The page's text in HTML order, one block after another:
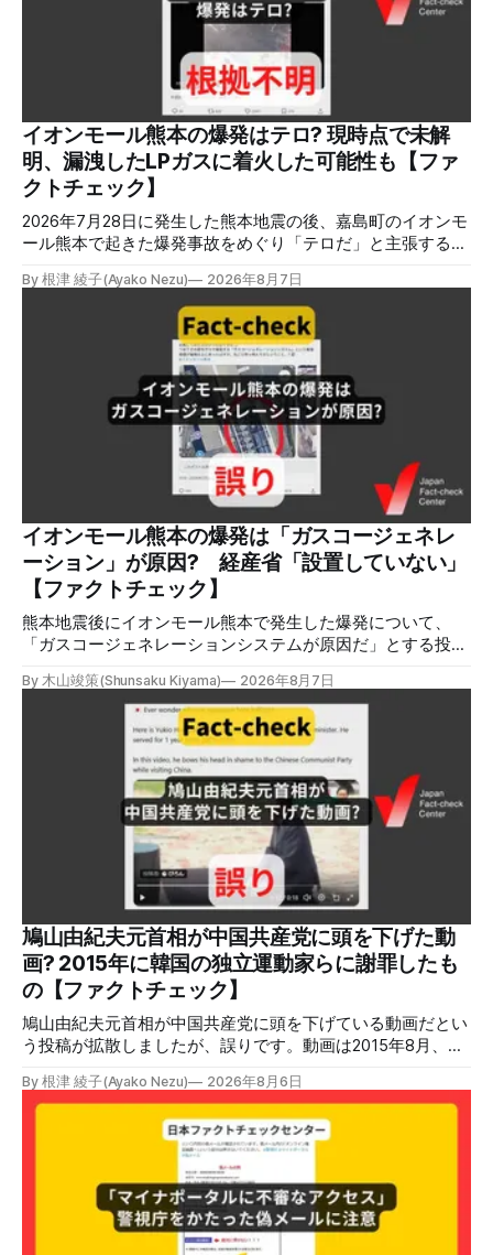
イオンモール熊本の爆発はテロ? 現時点で未解
明、漏洩したLPガスに着火した可能性も【ファ
クトチェック】
2026年7月28日に発生した熊本地震の後、嘉島町のイオンモ
ール熊本で起きた爆発事故をめぐり「テロだ」と主張する投
LPガスに着火した可能性に言及していますが、現時点で未解
明です。イオンは8月5日、外部専門家らによる事故調査委員
会を設置すると発表しました。 検証対象 拡散した言説 2026
年8月2日、イオンモール熊本の爆発がテロによるものだと主
張する投稿がＸで拡散した。 検証する理由 8月5日現在、投
稿は600回以上リポストされ、表示は19万件を超える。 同様
の情報の拡散量を調べるため、「熊本」「イオンモール」
「爆発」「テロ」など複数のキーワードを組み合わせてソー
シャル分析ツールMeltwaterで調べると、総投稿数は8月5日
までに約9900件あった(例1,2,3)。拡散のほとんどはXだ。 こ
れらの投稿は根拠を示していないが、「ガス爆発には見えな
いね」「これは 熊本を略奪する為のテロですよ」など、投
稿を真に受けたり、同調する反応が多い。「デマまたは不確
定な情報を流すな」や「陰謀論だよ」などの指摘
By 根津 綾子(Ayako Nezu) 2026年8月7日
イオンモール熊本の爆発は「ガスコージェネレ
ーション」が原因? 経産省「設置していない」
【ファクトチェック】
熊本地震後にイオンモール熊本で発生した爆発について、
「ガスコージェネレーションシステムが原因だ」とする投稿
ジェネレーションやガス発電機は設置していないことを確認
している」と発表し、LPガスが原因だった可能性が高いと説
明しています。またイオンは5日、事故原因を調べる事故調
査委員会を設置すると発表しました。 検証対象 拡散した投
ガスを燃料としてガスエンジンやガスタービンで発電し、排
熱を冷暖房などに利用する「ガスコージェネレーション」が
原因だとする投稿が拡散した（例1、例2）。 検証する理由
ソーシャルリスニングツールMeltwaterで調べると、これら
の投稿の表示回数は少なくとも合計194万回を超えている。
爆発の原因をめぐって、さまざまな根拠不明の情報が飛び交
っているため検証する。 検証過程 イオンモール熊本の爆発
2026年7月28日午後16時27分ごろ、熊本県で震度7の地震が
発生した。午後6時ごろ、嘉島町のショッピングセンター
「イ
By 木山竣策(Shunsaku Kiyama) 2026年8月7日
鳩山由紀夫元首相が中国共産党に頭を下げた動
画? 2015年に韓国の独立運動家らに謝罪したも
の【ファクトチェック】
鳩山由紀夫元首相が中国共産党に頭を下げている動画だとい
う投稿が拡散しましたが、誤りです。動画は2015年8月、鳩
立運動家らに謝罪した映像です。中国共産党に対して頭を下
げている動画ではありません。 検証対象 拡散した言説 2026
年7月30日、「日本人がなぜ左翼を嫌うのか、考えたことは
ありますか？/ここに日本の左寄り首相だった鳩山由紀夫が
います。彼は2009年から2010年まで1年間務めました。/こ
のビデオでは、彼が中国を訪問中に中国共産党に対して恥じ
らいながら頭を下げています」という英文付きの動画がXで
By 根津 綾子(Ayako Nezu) 2026年8月6日